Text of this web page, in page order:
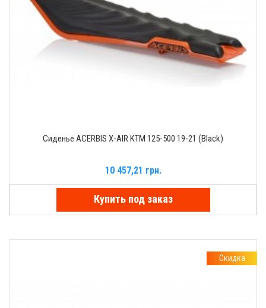
Сиденье ACERBIS X-AIR KTM 125-500 19-21 (Black)
10 457,21 грн.
Купить под заказ
Скидка